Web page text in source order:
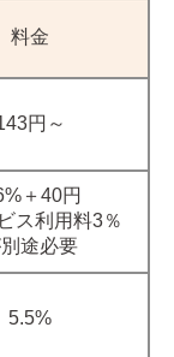
料金
円～
＋40円
ス利用料3％
途必要
5.5%